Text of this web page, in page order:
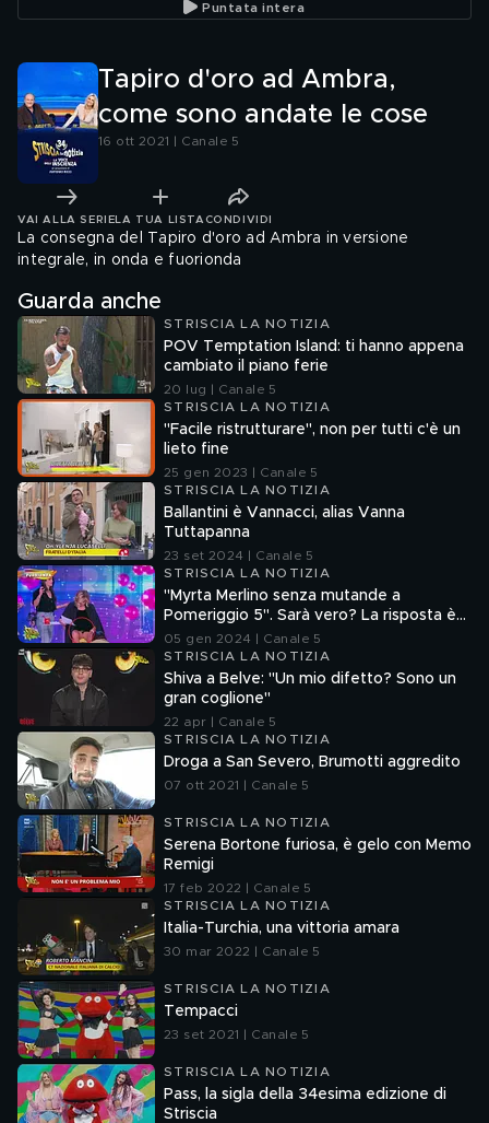
Puntata intera
Tapiro d'oro ad Ambra,
come sono andate le cose
16 ott 2021 | Canale 5
VAI ALLA SERIE LA TUA LISTA CONDIVIDI
La consegna del Tapiro d'oro ad Ambra in versione
integrale, in onda e fuorionda
Guarda anche
STRISCIA LA NOTIZIA
POV Temptation Island: ti hanno appena
cambiato il piano ferie
20 lug | Canale 5
STRISCIA LA NOTIZIA
"Facile ristrutturare", non per tutti c'è un
lieto fine
25 gen 2023 | Canale 5
STRISCIA LA NOTIZIA
Ballantini è Vannacci, alias Vanna
Tuttapanna
23 set 2024 | Canale 5
STRISCIA LA NOTIZIA
"Myrta Merlino senza mutande a
Pomeriggio 5". Sarà vero? La risposta è
nel fuorionda
05 gen 2024 | Canale 5
STRISCIA LA NOTIZIA
Shiva a Belve: "Un mio difetto? Sono un
gran coglione"
22 apr | Canale 5
STRISCIA LA NOTIZIA
Droga a San Severo, Brumotti aggredito
07 ott 2021 | Canale 5
STRISCIA LA NOTIZIA
Serena Bortone furiosa, è gelo con Memo
Remigi
17 feb 2022 | Canale 5
STRISCIA LA NOTIZIA
Italia-Turchia, una vittoria amara
30 mar 2022 | Canale 5
STRISCIA LA NOTIZIA
Tempacci
23 set 2021 | Canale 5
STRISCIA LA NOTIZIA
Pass, la sigla della 34esima edizione di
Striscia